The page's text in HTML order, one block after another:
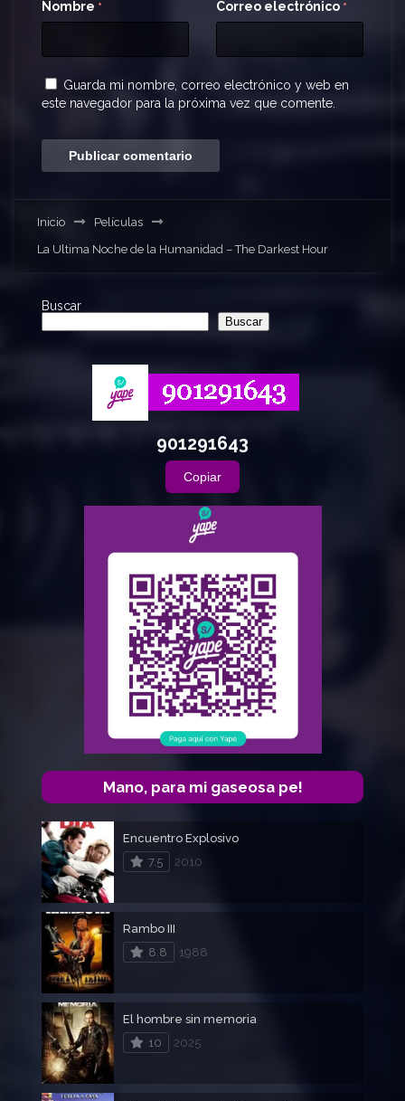
Nombre * Correo electrónico *
Guarda mi nombre, correo electrónico y web en
este navegador para la próxima vez que comente.
Inicio
Películas
La Ultima Noche de la Humanidad – The Darkest Hour
Buscar
Buscar
901291643
Copiar
Mano, para mi gaseosa pe!
Encuentro Explosivo
7.5
2010
Rambo III
8.8
1988
El hombre sin memoria
10
2025